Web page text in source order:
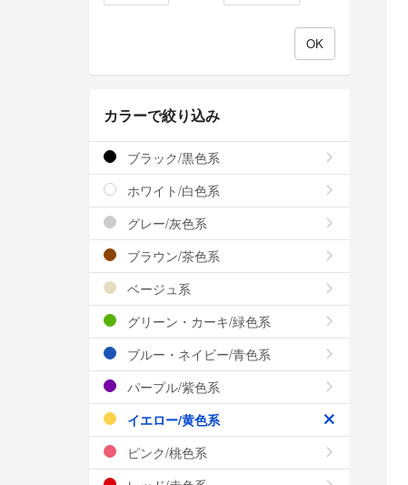
カラーで絞り込み
ブラック/黒色系
ホワイト/白色系
グレー/灰色系
ブラウン/茶色系
ベージュ系
グリーン・カーキ/緑色系
ブルー・ネイビー/青色系
パープル/紫色系
イエロー/黄色系
ピンク/桃色系